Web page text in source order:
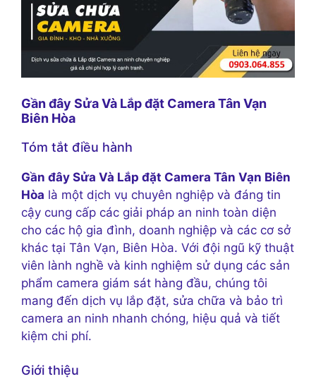
Gần đây Sửa Và Lắp đặt Camera Tân Vạn
Biên Hòa
Tóm tắt điều hành
Gần đây Sửa Và Lắp đặt Camera Tân Vạn Biên
Hòa là một dịch vụ chuyên nghiệp và đáng tin
cậy cung cấp các giải pháp an ninh toàn diện
cho các hộ gia đình, doanh nghiệp và các cơ sở
khác tại Tân Vạn, Biên Hòa. Với đội ngũ kỹ thuật
viên lành nghề và kinh nghiệm sử dụng các sản
phẩm camera giám sát hàng đầu, chúng tôi
mang đến dịch vụ lắp đặt, sửa chữa và bảo trì
camera an ninh nhanh chóng, hiệu quả và tiết
kiệm chi phí.
Giới thiệu